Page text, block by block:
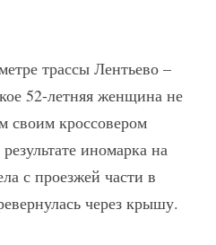
трассы Лентьево –
52-летняя женщина не
своим кроссовером
иномарка на
с проезжей части в
через крышу.